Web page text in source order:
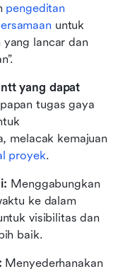
pengeditan
untuk
lancar dan
yang dapat
tugas gaya
melacak kemajuan
proyek.
Menggabungkan
rapat, tugas, dan tenggat waktu ke dalam
visibilitas dan
baik.
Menyederhanakan